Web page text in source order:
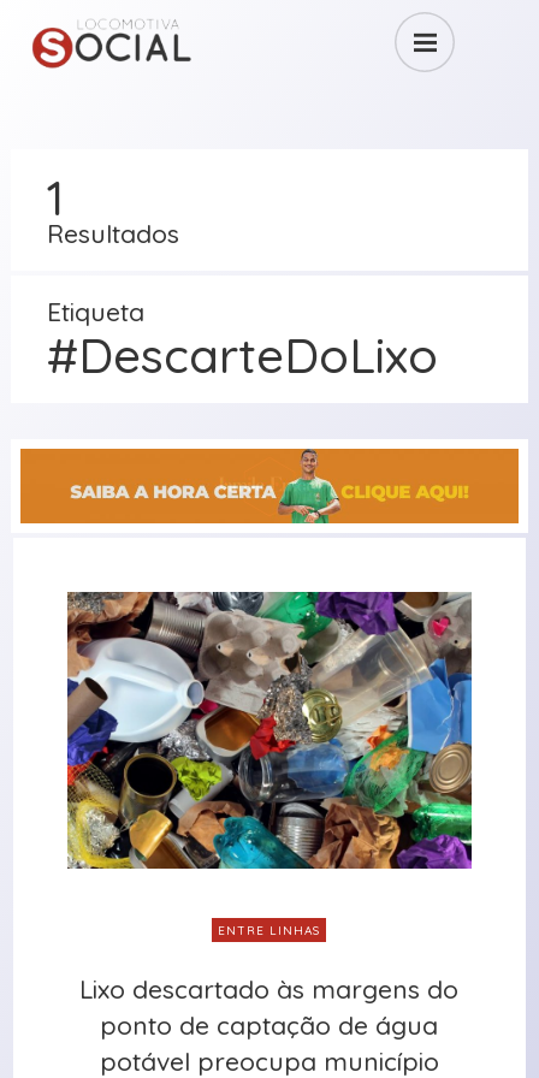
1
Resultados
Etiqueta
#DescarteDoLixo
ENTRE LINHAS
Lixo descartado às margens do
ponto de captação de água
potável preocupa município
Lixo descartado às margens do
ponto de captação de água
potável preocupa município